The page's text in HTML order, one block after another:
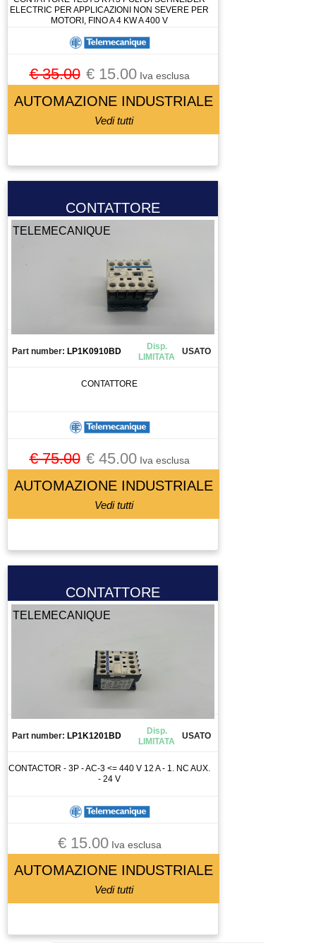
ELECTRIC PER APPLICAZIONI NON SEVERE PER
MOTORI, FINO A 4 KW A 400 V
€ 35.00 € 15.00Iva esclusa
AUTOMAZIONE INDUSTRIALE
Vedi tutti
CONTATTORE
TELEMECANIQUE
Part number: LP1K0910BD
Disp.
LIMITATA
USATO
CONTATTORE
€ 75.00 € 45.00Iva esclusa
AUTOMAZIONE INDUSTRIALE
Vedi tutti
CONTATTORE
TELEMECANIQUE
Part number: LP1K1201BD
Disp.
LIMITATA
USATO
CONTACTOR - 3P - AC-3 <= 440 V 12 A - 1. NC AUX.
- 24 V
€ 15.00Iva esclusa
AUTOMAZIONE INDUSTRIALE
Vedi tutti